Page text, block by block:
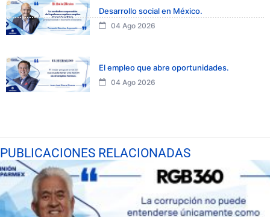
Desarrollo social en México.
04 Ago 2026
El empleo que abre oportunidades.
04 Ago 2026
PUBLICACIONES RELACIONADAS